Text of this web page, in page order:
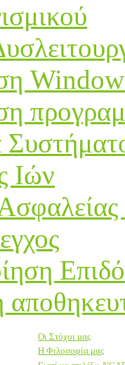
Ιών
Οι Στόχοι μας
Η Φιλοσοφία μας